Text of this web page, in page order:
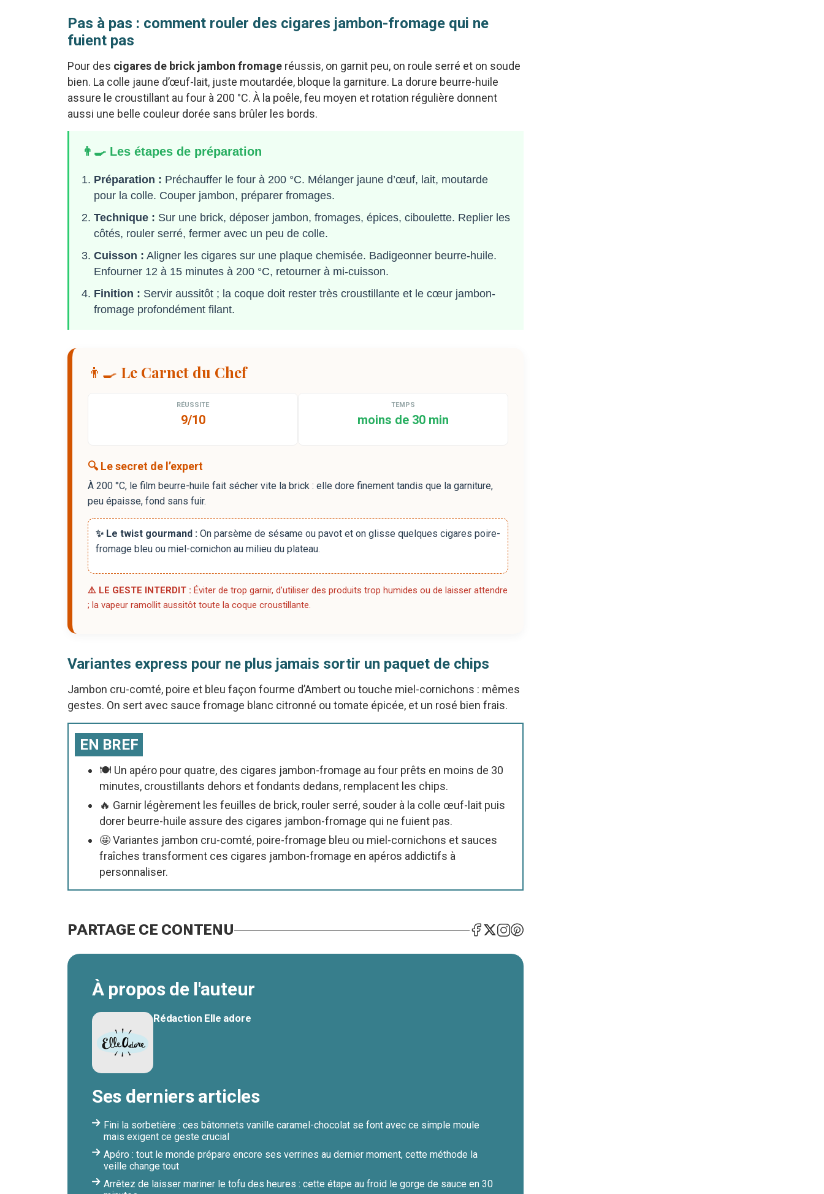
Pas à pas : comment rouler des cigares jambon-fromage qui ne
fuient pas
Pour des cigares de brick jambon fromage réussis, on garnit peu, on roule serré et on soude
bien. La colle jaune d’œuf-lait, juste moutardée, bloque la garniture. La dorure beurre-huile
assure le croustillant au four à 200 °C. À la poêle, feu moyen et rotation régulière donnent
aussi une belle couleur dorée sans brûler les bords.
👨‍🍳 Les étapes de préparation
Préparation : Préchauffer le four à 200 °C. Mélanger jaune d’œuf, lait, moutarde
pour la colle. Couper jambon, préparer fromages.
Technique : Sur une brick, déposer jambon, fromages, épices, ciboulette. Replier les
côtés, rouler serré, fermer avec un peu de colle.
Cuisson : Aligner les cigares sur une plaque chemisée. Badigeonner beurre-huile.
Enfourner 12 à 15 minutes à 200 °C, retourner à mi-cuisson.
Finition : Servir aussitôt ; la coque doit rester très croustillante et le cœur jambon-
fromage profondément filant.
👨‍🍳 Le Carnet du Chef
RÉUSSITE
9/10
TEMPS
moins de 30 min
🔍 Le secret de l’expert
À 200 °C, le film beurre-huile fait sécher vite la brick : elle dore finement tandis que la garniture,
peu épaisse, fond sans fuir.
✨ Le twist gourmand : On parsème de sésame ou pavot et on glisse quelques cigares poire-
fromage bleu ou miel-cornichon au milieu du plateau.
⚠️ LE GESTE INTERDIT : Éviter de trop garnir, d’utiliser des produits trop humides ou de laisser attendre
; la vapeur ramollit aussitôt toute la coque croustillante.
Variantes express pour ne plus jamais sortir un paquet de chips
Jambon cru-comté, poire et bleu façon fourme d’Ambert ou touche miel-cornichons : mêmes
gestes. On sert avec sauce fromage blanc citronné ou tomate épicée, et un rosé bien frais.
EN BREF
🍽️ Un apéro pour quatre, des cigares jambon-fromage au four prêts en moins de 30
minutes, croustillants dehors et fondants dedans, remplacent les chips.
🔥 Garnir légèrement les feuilles de brick, rouler serré, souder à la colle œuf-lait puis
dorer beurre-huile assure des cigares jambon-fromage qui ne fuient pas.
🤩 Variantes jambon cru-comté, poire-fromage bleu ou miel-cornichons et sauces
fraîches transforment ces cigares jambon-fromage en apéros addictifs à
personnaliser.
PARTAGE CE CONTENU
À propos de l'auteur
Rédaction Elle adore
Ses derniers articles
Fini la sorbetière : ces bâtonnets vanille caramel-chocolat se font avec ce simple moule
mais exigent ce geste crucial
Apéro : tout le monde prépare encore ses verrines au dernier moment, cette méthode la
veille change tout
Arrêtez de laisser mariner le tofu des heures : cette étape au froid le gorge de sauce en 30